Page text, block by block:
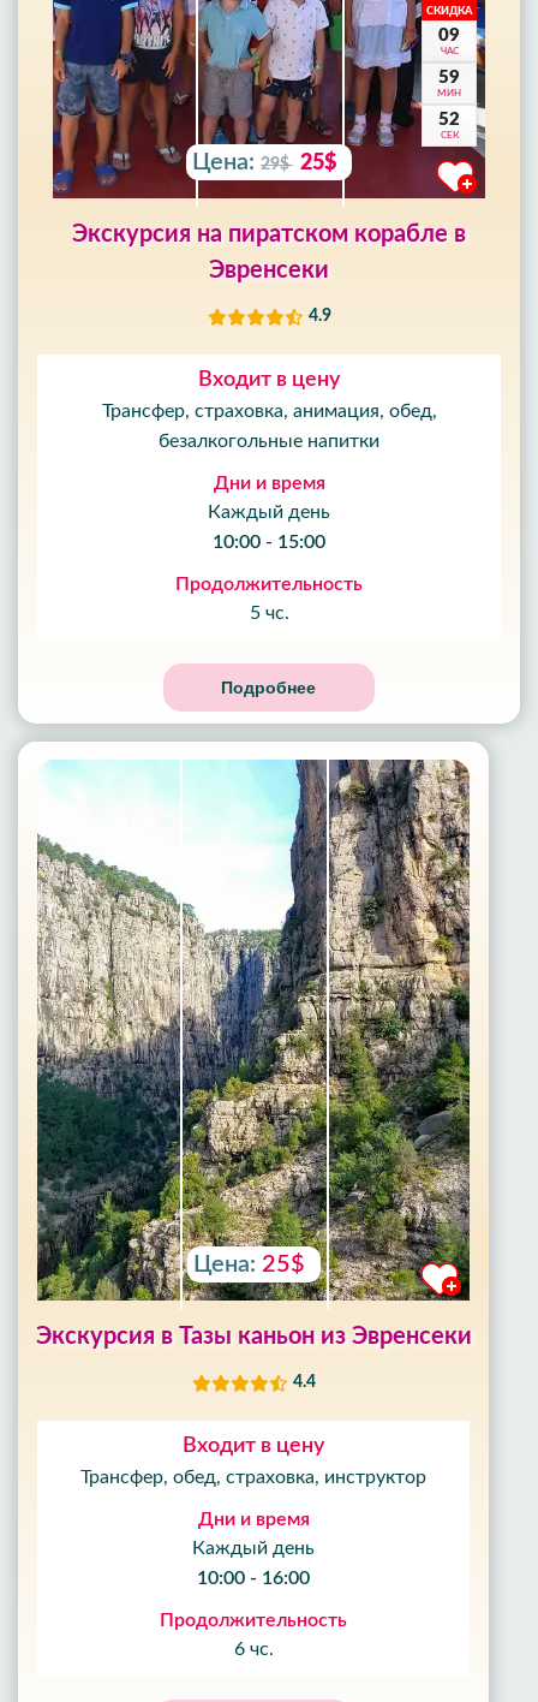
СКИДКА
09
ЧАС
59
МИН
50
СЕК
Цена: 29$ 25$
Экскурсия на пиратском корабле в
Эвренсеки
4.9
Входит в цену
Трансфер, страховка, анимация, обед,
безалкогольные напитки
Дни и время
Каждый день
10:00 - 15:00
Продолжительность
5 чс.
Подробнее
Цена: 25$
Экскурсия в Тазы каньон из Эвренсеки
4.4
Входит в цену
Трансфер, обед, страховка, инструктор
Дни и время
Каждый день
10:00 - 16:00
Продолжительность
6 чс.